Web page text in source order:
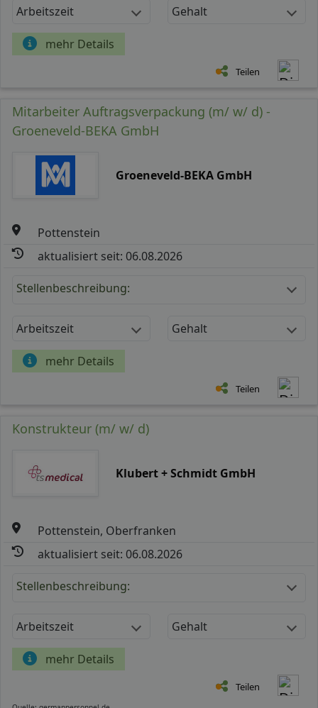
Arbeitszeit Gehalt
mehr Details
Teilen
Mitarbeiter Auftragsverpackung (m/ w/ d) -
Groeneveld-BEKA GmbH
Groeneveld-BEKA GmbH
Pottenstein
aktualisiert seit: 06.08.2026
Stellenbeschreibung:
Arbeitszeit Gehalt
mehr Details
Teilen
Konstrukteur (m/ w/ d)
Klubert + Schmidt GmbH
Pottenstein, Oberfranken
aktualisiert seit: 06.08.2026
Stellenbeschreibung:
Arbeitszeit Gehalt
mehr Details
Teilen